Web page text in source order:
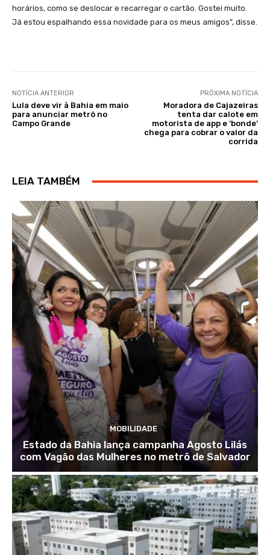
horários, como se deslocar e recarregar o cartão. Gostei muito.
Já estou espalhando essa novidade para os meus amigos”, disse.
NOTÍCIA ANTERIOR
Lula deve vir à Bahia em maio
para anunciar metrô no
Campo Grande
PRÓXIMA NOTÍCIA
Moradora de Cajazeiras
tenta dar calote em
motorista de app e ‘bonde’
chega para cobrar o valor da
corrida
LEIA TAMBÉM
MOBILIDADE
Estado da Bahia lança campanha Agosto Lilás
com Vagão das Mulheres no metrô de Salvador